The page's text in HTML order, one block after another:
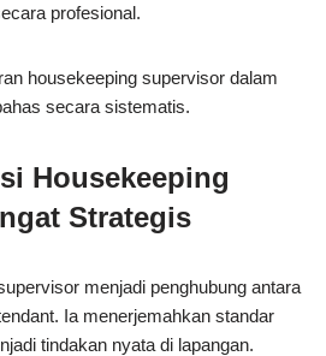
profesional.
housekeeping supervisor dalam
secara sistematis.
Housekeeping
Strategis
menjadi penghubung antara
Ia menerjemahkan standar
tindakan nyata di lapangan.